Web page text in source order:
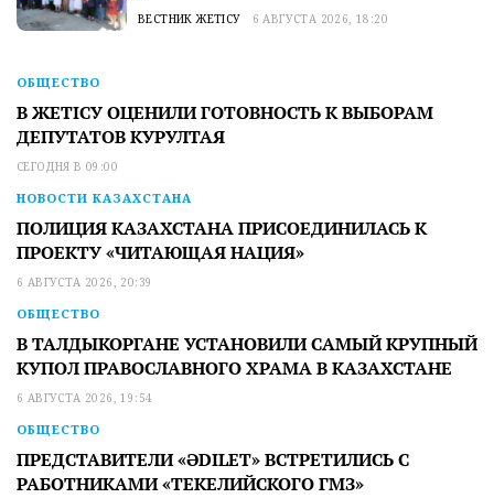
ВЕСТНИК ЖЕТІСУ 6 АВГУСТА 2026, 18:20
ОБЩЕСТВО
В ЖЕТІСУ ОЦЕНИЛИ ГОТОВНОСТЬ К ВЫБОРАМ
ДЕПУТАТОВ КУРУЛТАЯ
СЕГОДНЯ В 09:00
НОВОСТИ КАЗАХСТАНА
ПОЛИЦИЯ КАЗАХСТАНА ПРИСОЕДИНИЛАСЬ К
ПРОЕКТУ «ЧИТАЮЩАЯ НАЦИЯ»
6 АВГУСТА 2026, 20:39
ОБЩЕСТВО
В ТАЛДЫКОРГАНЕ УСТАНОВИЛИ САМЫЙ КРУПНЫЙ
КУПОЛ ПРАВОСЛАВНОГО ХРАМА В КАЗАХСТАНЕ
6 АВГУСТА 2026, 19:54
ОБЩЕСТВО
ПРЕДСТАВИТЕЛИ «ӘDILET» ВСТРЕТИЛИСЬ С
РАБОТНИКАМИ «ТЕКЕЛИЙСКОГО ГМЗ»